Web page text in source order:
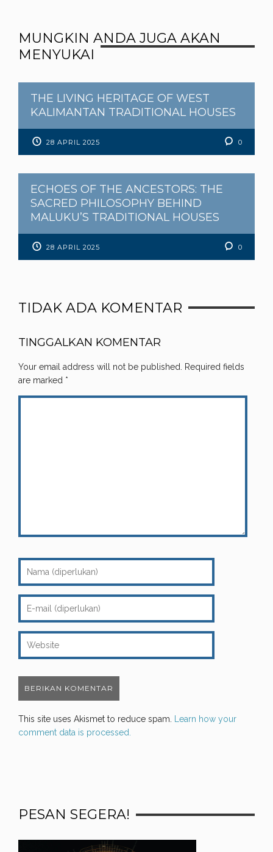
MUNGKIN ANDA JUGA AKAN
MENYUKAI
THE LIVING HERITAGE OF WEST
KALIMANTAN TRADITIONAL HOUSES
28 APRIL 2025 0
ECHOES OF THE ANCESTORS: THE
SACRED PHILOSOPHY BEHIND
MALUKU’S TRADITIONAL HOUSES
28 APRIL 2025 0
TIDAK ADA KOMENTAR
TINGGALKAN KOMENTAR
Your email address will not be published.
Required fields
are marked *
This site uses Akismet to reduce spam.
Learn how your
comment data is processed.
PESAN SEGERA!